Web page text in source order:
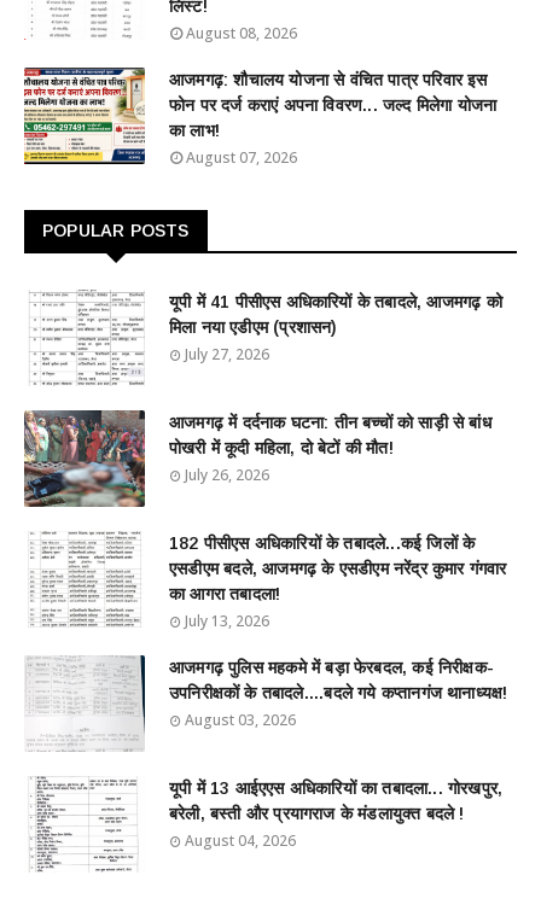
लिस्ट!
August 08, 2026
आजमगढ़: शौचालय योजना से वंचित पात्र परिवार इस
फोन पर दर्ज कराएं अपना विवरण... जल्द मिलेगा योजना
का लाभ!
August 07, 2026
POPULAR POSTS
यूपी में 41 पीसीएस अधिकारियों के तबादले, आजमगढ़ को
मिला नया एडीएम (प्रशासन)
July 27, 2026
आजमगढ़ में दर्दनाक घटना: तीन बच्चों को साड़ी से बांध
पोखरी में कूदी महिला, दो बेटों की मौत!
July 26, 2026
182 पीसीएस अधिकारियों के तबादले...कई जिलों के
एसडीएम बदले, आजमगढ़ के एसडीएम नरेंद्र कुमार गंगवार
का आगरा तबादला!
July 13, 2026
आजमगढ़ पुलिस महकमे में बड़ा फेरबदल, कई निरीक्षक-
उपनिरीक्षकों के तबादले....बदले गये कप्तानगंज थानाध्यक्ष!
August 03, 2026
यूपी में 13 आईएएस अधिकारियों का तबादला... गोरखपुर,
बरेली, बस्ती और प्रयागराज के मंडलायुक्त बदले !
August 04, 2026